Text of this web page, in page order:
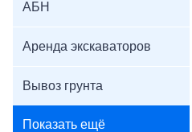
АБН
Аренда экскаваторов
Вывоз грунта
Показать ещё